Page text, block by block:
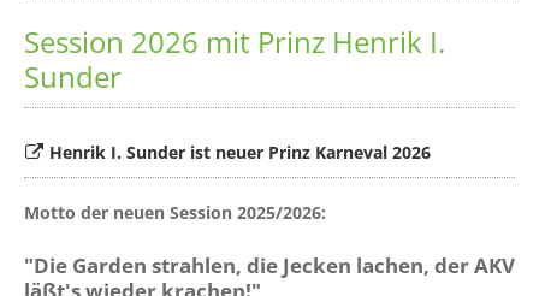
Session 2026 mit Prinz Henrik I.
Sunder
Henrik I. Sunder ist neuer Prinz Karneval 2026
Motto der neuen Session 2025/2026:
"Die Garden strahlen, die Jecken lachen, der AKV
läßt's wieder krachen!"